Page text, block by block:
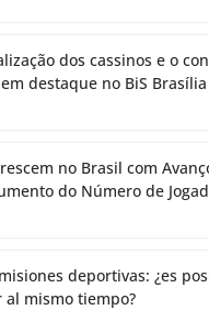
dos cassinos e o
destaque no BiS Brasília
no Brasil com
do Número de
deportivas: ¿es
mismo tiempo?